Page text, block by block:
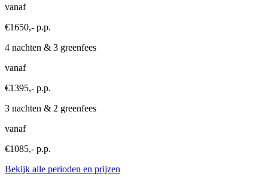
vanaf
€1650,- p.p.
4 nachten & 3 greenfees
vanaf
€1395,- p.p.
3 nachten & 2 greenfees
vanaf
€1085,- p.p.
Bekijk alle perioden en prijzen